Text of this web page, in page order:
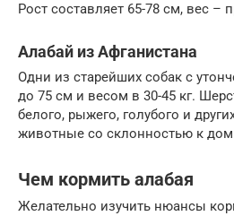
Рост составляет 65-78 см, вес –
Алабай из Афганистана
Одни из старейших собак с
до 75 см и весом в 30-45 кг.
белого, рыжего, голубого и
животные со склонностью к
Чем кормить алабая
Желательно изучить нюансы